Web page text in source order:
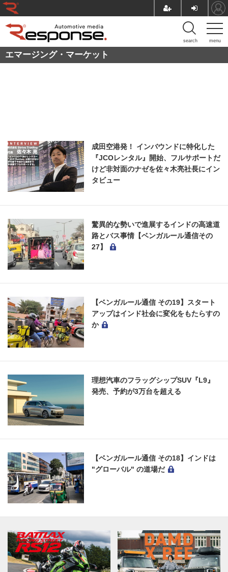
menu
search
エマージング・マーケット
成田空港発！ インバウンドに特化した
『JCOレンタル』開始、フルサポートだ
けど非対面のナゼを佐々木亮社長にイン
タビュー
驚異的な勢いで進展するインドの高速道
路とバス事情【ベンガルール通信その
27】
【ベンガルール通信 その19】スタート
アップはインド社会に変化をもたらすの
か
理想汽車のフラッグシップSUV『L9』
発売、予約が3万台を超える
【ベンガルール通信 その18】インドは
"グローバル" の道場だ